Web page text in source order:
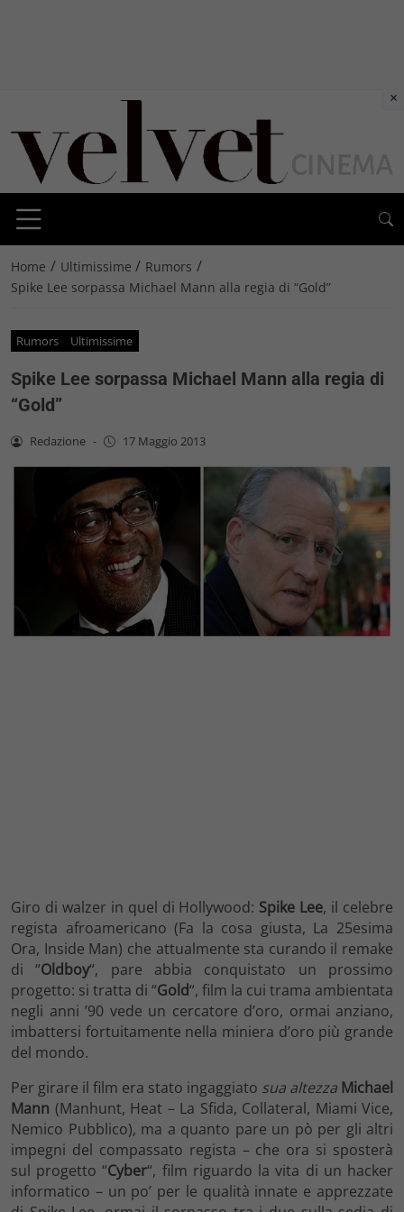
Home / Ultimissime / Rumors /
Spike Lee sorpassa Michael Mann alla regia di “Gold”
Rumors Ultimissime
Spike Lee sorpassa Michael Mann alla regia di
“Gold”
Redazione - 17 Maggio 2013
Giro di walzer in quel di Hollywood: Spike Lee, il celebre
regista afroamericano (Fa la cosa giusta, La 25esima
Ora, Inside Man) che attualmente sta curando il remake
di “Oldboy“, pare abbia conquistato un prossimo
progetto: si tratta di “Gold“, film la cui trama ambientata
negli anni ’90 vede un cercatore d’oro, ormai anziano,
imbattersi fortuitamente nella miniera d’oro più grande
del mondo.
Per girare il film era stato ingaggiato sua altezza Michael
Mann (Manhunt, Heat – La Sfida, Collateral, Miami Vice,
Nemico Pubblico), ma a quanto pare un pò per gli altri
impegni del compassato regista – che ora si sposterà
sul progetto “Cyber“, film riguardo la vita di un hacker
informatico – un po’ per le qualità innate e apprezzate
×